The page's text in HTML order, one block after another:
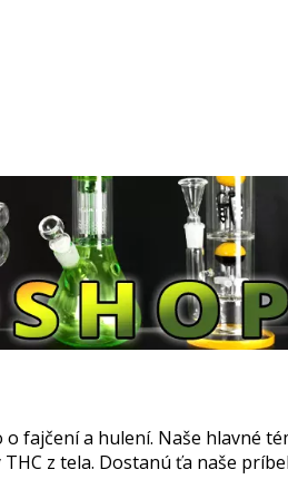
fajčení a hulení. Naše hlavné
z tela. Dostanú ťa naše